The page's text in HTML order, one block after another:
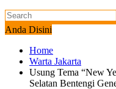
Anda Disini
Home
Warta Jakarta
Usung Tema “New
Selatan Bentengi